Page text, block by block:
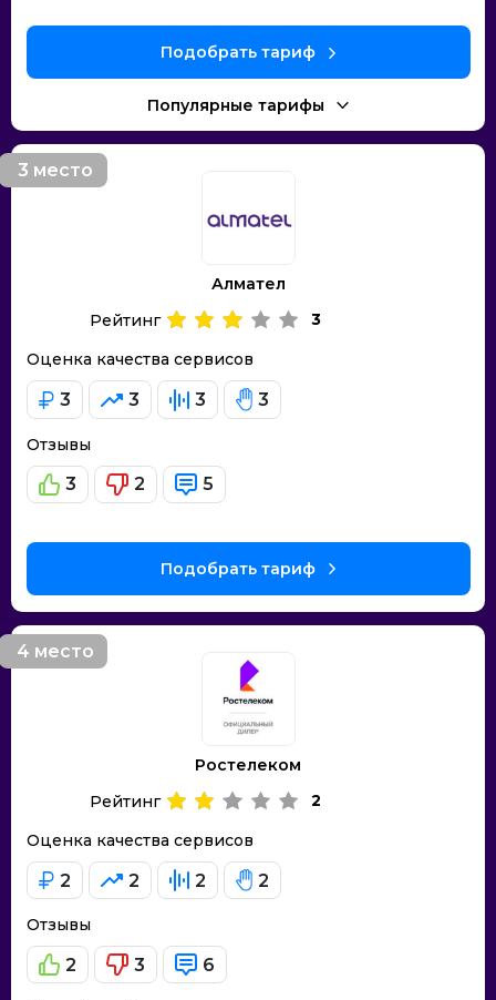
Подобрать тариф
Популярные тарифы
3 место
Алмател
Оценка качества сервисов
3 3 3 3
Отзывы
3 2 5
Рейтинг 3
Подобрать тариф
4 место
Ростелеком
Оценка качества сервисов
2 2 2 2
Отзывы
2 3 6
Рейтинг 2